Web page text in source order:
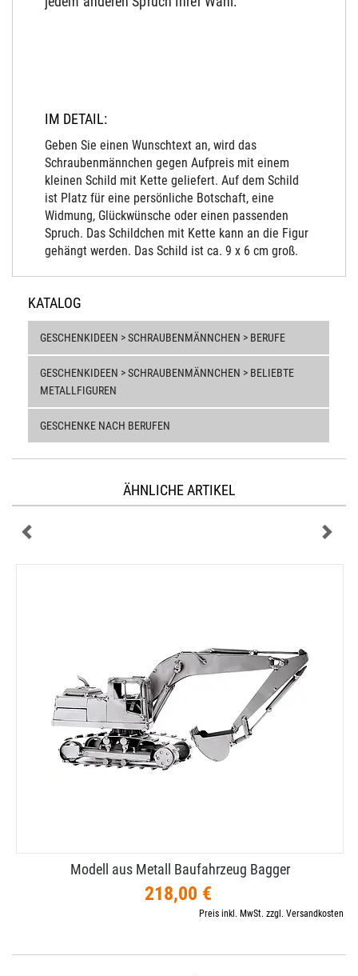
IM DETAIL:
Geben Sie einen Wunschtext an, wird das
Schraubenmännchen gegen Aufpreis mit einem
kleinen Schild mit Kette geliefert. Auf dem Schild
ist Platz für eine persönliche Botschaft, eine
Widmung, Glückwünsche oder einen passenden
Spruch. Das Schildchen mit Kette kann an die Figur
gehängt werden. Das Schild ist ca. 9 x 6 cm groß.
KATALOG
GESCHENKIDEEN > SCHRAUBENMÄNNCHEN > BERUFE
GESCHENKIDEEN > SCHRAUBENMÄNNCHEN > BELIEBTE
METALLFIGUREN
GESCHENKE NACH BERUFEN
ÄHNLICHE ARTIKEL
Modell aus Metall Baufahrzeug Bagger
218,00 €
Preis inkl. MwSt. zzgl. Versandkosten